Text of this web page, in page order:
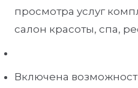
просмотра услуг
салон красоты, спа,
Включена